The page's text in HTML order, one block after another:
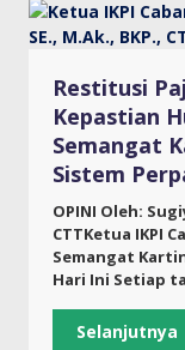
Restitusi
Kepastian
Semangat
Sistem
OPINI Oleh:
CTTKetua IKPI
Semangat
Hari Ini Setiap
Selanjutnya